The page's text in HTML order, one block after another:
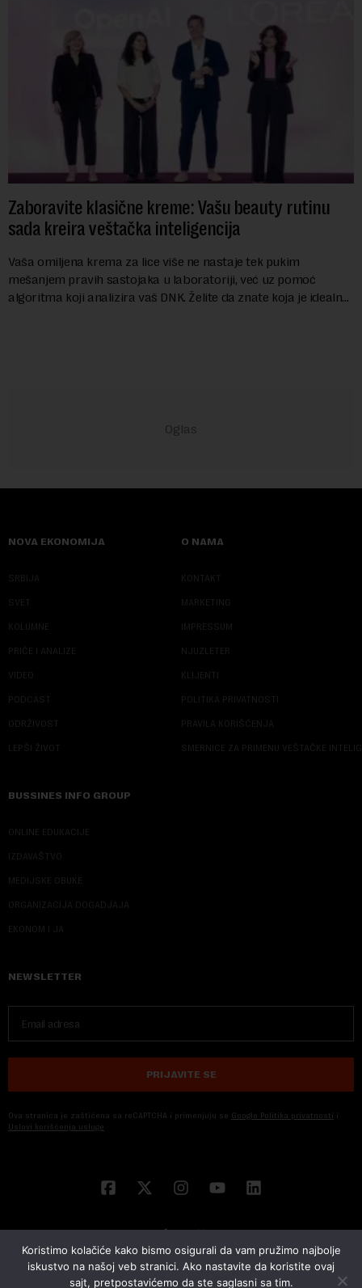
Zaboravite klasične kreme: Vašu beauty rutinu
sada kreira veštačka inteligencija
Vaša omiljena krema za lice više ne nastaje tek pukim
mešanjem pravih sastojaka u laboratoriji, već uz pomoć
algoritma koji analizira vaš DNK. Želite da znate koja je idealna
NOVA EKONOMIJA
SRBIJA
SVET
KOLUMNE
PRIČE I ANALIZE
VIDEO
PODCAST
ODRŽIVOST
LEPŠI ŽIVOT
O NAMA
KONTAKT
MARKETING
IMPRESSUM
NJUZLETER
KLIJENTI
POLITIKA PRIVATNOSTI
PRAVILA KORIŠĆENJA
SMERNICE ZA PRIMENU VEŠTAČKE
BUSSINES INFO GROUP
ONLINE EDUKACIJE
IZDAVAŠTVO
MEDIJSKE OBUKE
ORGANIZACIJA DOGADJAJA
EKONOM I JA
NEWSLETTER
PRIJAVITE SE
Ova stranica je zaštićena sa reCAPTCHA i primenjuju se Google Politika privatnosti i
Uslovi korišćenja usluge
Koristimo kolačiće kako bismo osigurali da vam pružimo najbolje
iskustvo na našoj veb stranici. Ako nastavite da koristite ovaj
sajt, pretpostavićemo da ste saglasni sa tim.